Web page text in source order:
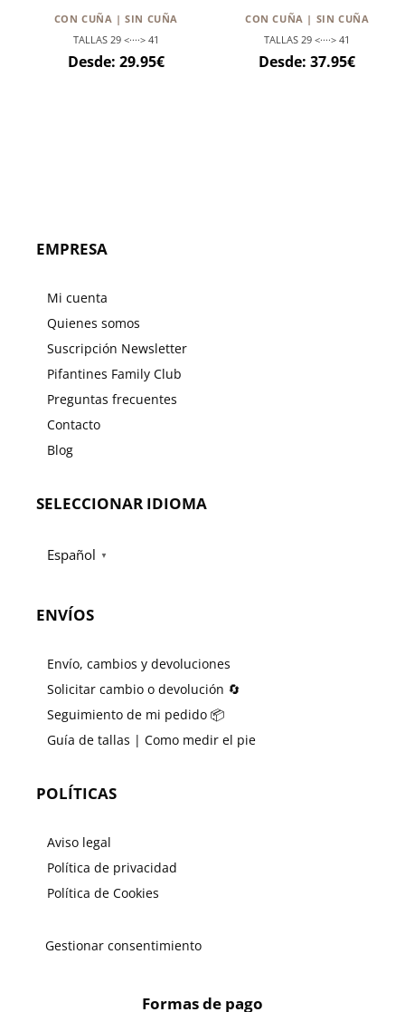
CON CUÑA | SIN CUÑA
TALLAS 29 <····> 41
Desde: 29.95€
CON CUÑA | SIN CUÑA
TALLAS 29 <····> 41
Desde:37.95€
EMPRESA
Mi cuenta
Quienes somos
Suscripción Newsletter
Pifantines Family Club
Preguntas frecuentes
Contacto
Blog
SELECCIONAR IDIOMA
Español ▼
ENVÍOS
Envío, cambios y devoluciones
Solicitar cambio o devolución 🔄
Seguimiento de mi pedido 📦
Guía de tallas | Como medir el pie
POLÍTICAS
Aviso legal
Política de privacidad
Política de Cookies
Gestionar consentimiento
Formas de pago